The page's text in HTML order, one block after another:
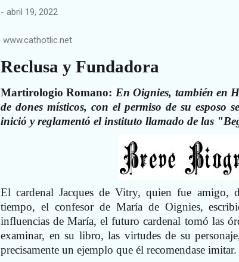
- abril 19, 2022
www.cathotlic.net
Reclusa y Fundadora
Martirologio Romano: En Oignies, también en
de dones místicos, con el permiso de su esposo
inició y reglamentó el instituto llamado de las
El cardenal Jacques de Vitry, quien fue amigo,
tiempo, el confesor de María de Oignies,
influencias de María, el futuro cardenal tomó las
examinar, en su libro, las virtudes de su
precisamente un ejemplo que él recomendase imitar.